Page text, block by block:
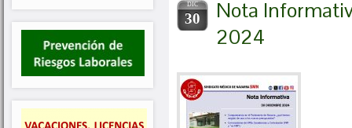
DIC
30
Nota
2024